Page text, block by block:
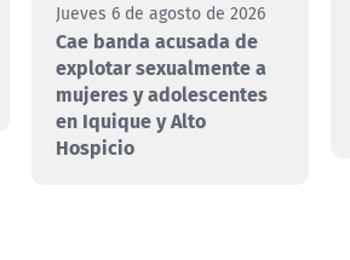
Jueves 6 de agosto de 2026
Cae banda acusada de
explotar sexualmente a
mujeres y adolescentes
en Iquique y Alto
Hospicio